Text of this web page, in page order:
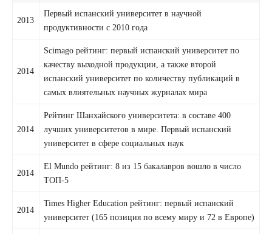
2013
Первый испанский университет в научной
продуктивности с 2010 года
2014
Scimago рейтинг: первый испанский университет по
качеству выходной продукции, а также второй
испанский университет по количеству публикаций в
самых влиятельных научных журналах мира
2014
Рейтинг Шанхайского университета: в составе 400
лучших университетов в мире. Первый испанский
университет в сфере социальных наук
2014
El Mundo рейтинг: 8 из 15 бакалавров вошло в число
ТОП-5
2014
Times Higher Education рейтинг: первый испанский
университет (165 позиция по всему миру и 72 в Европе)